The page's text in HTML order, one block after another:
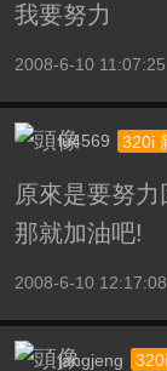
我要努力
2008-6-10 11:07:25
lu4569 320i
原來是要努力
那就加油吧!
2008-6-10 12:17:08
jangjeng